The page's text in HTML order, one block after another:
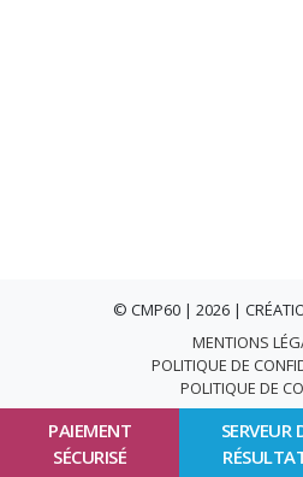
PAIEMENT
SÉCURISÉ
SERVEUR
© CMP60 | 2026 |
MENTIONS
POLITIQUE DE
POLITIQUE DE